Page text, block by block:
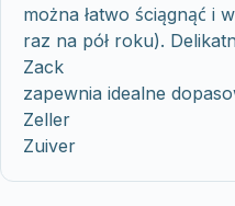
można łatwo ściągnąć i
raz na pół roku).
Zack
zapewnia idealne
Zeller
Zuiver